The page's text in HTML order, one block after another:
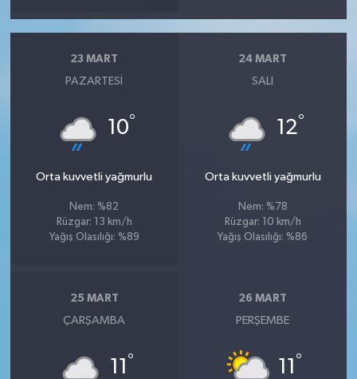
23 MART
PAZARTESI
10°
Orta kuvvetli yağmurlu
Nem: %82
Rüzgar: 13 km/h
Yağış Olasılığı: %89
24 MART
SALI
12°
Orta kuvvetli yağmurlu
Nem: %78
Rüzgar: 10 km/h
Yağış Olasılığı: %86
25 MART
ÇARŞAMBA
11 °
26 MART
PERŞEMBE
11 °